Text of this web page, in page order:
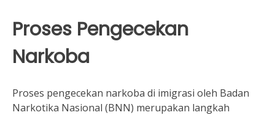
Proses Pengecekan
Narkoba
Proses pengecekan narkoba di imigrasi oleh Badan
Narkotika Nasional (BNN) merupakan langkah